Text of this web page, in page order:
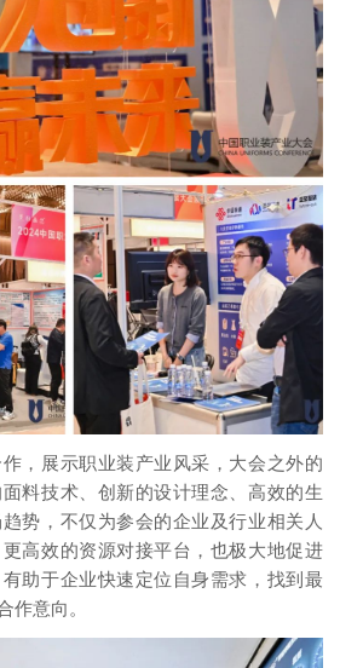
，展示职业装产业风采，大会之外的
料技术、创新的设计理念、高效的生
势，不仅为参会的企业及行业相关人
高效的资源对接平台，也极大地促进
助于企业快速定位自身需求，找到最
作意向。